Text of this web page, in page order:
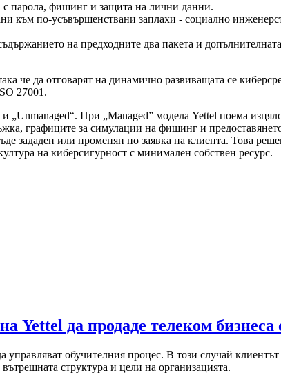
парола, фишинг и защита на лични данни.
към по-усъвършенствани заплахи - социално
на предходните два пакета и
че да отговарят на динамично развиващата се
27001.
При „Managed” модела Yettel поема
графиците за симулации на фишинг и
зададен или променян по заявка на клиента. Това
на киберсигурност с минимален собствен ресурс.
Yettel да продаде телеком
обучителния процес. В този случай
структура и цели на организацията.